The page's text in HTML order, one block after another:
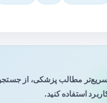
سریع‌تر مطالب پزشکی، از جستجو
استفاده کنید.